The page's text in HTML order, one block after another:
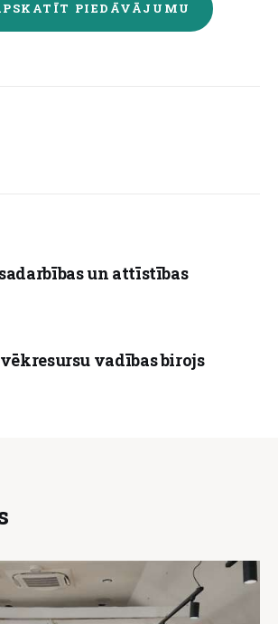
PIEDĀVĀJUMU
un attīstības
vadības birojs